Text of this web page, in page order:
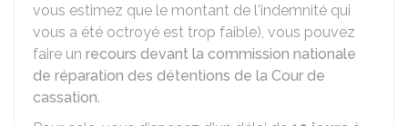
vous estimez que le montant de l'indemnité qui
vous a été octroyé est trop faible), vous pouvez
faire un recours devant la commission nationale
de réparation des détentions de la Cour de
cassation.